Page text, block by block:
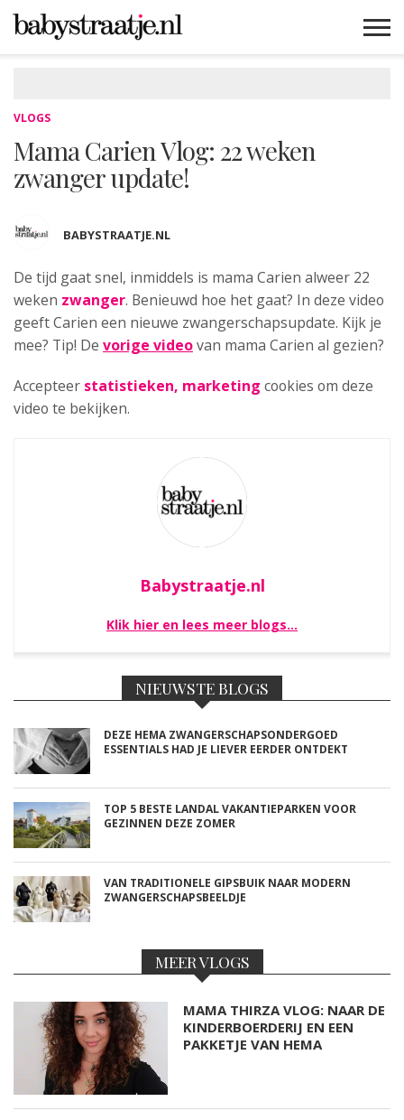
VLOGS
Mama Carien Vlog: 22 weken
zwanger update!
BABYSTRAATJE.NL
De tijd gaat snel, inmiddels is mama Carien alweer 22
weken zwanger. Benieuwd hoe het gaat? In deze video
geeft Carien een nieuwe zwangerschapsupdate. Kijk je
mee? Tip! De vorige videovan mama Carien al gezien?
Accepteer statistieken, marketing cookies om deze
video te bekijken.
Babystraatje.nl
Klik hier en lees meer blogs…
NIEUWSTE BLOGS
DEZE HEMA ZWANGERSCHAPSONDERGOED
ESSENTIALS HAD JE LIEVER EERDER ONTDEKT
TOP 5 BESTE LANDAL VAKANTIEPARKEN VOOR
GEZINNEN DEZE ZOMER
VAN TRADITIONELE GIPSBUIK NAAR MODERN
ZWANGERSCHAPSBEELDJE
MEER VLOGS
MAMA THIRZA VLOG: NAAR DE
KINDERBOERDERIJ EN EEN
PAKKETJE VAN HEMA